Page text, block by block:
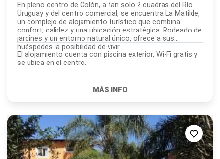
En pleno centro de Colón, a tan solo 2 cuadras del Río
Uruguay y del centro comercial, se encuentra La Matilde,
un complejo de alojamiento turístico que combina
confort, calidez y una ubicación estratégica. Rodeado de
jardines y un entorno natural único, ofrece a sus
huéspedes la posibilidad de vivir...
El alojamiento cuenta con piscina exterior, Wi-Fi gratis y
se ubica en el centro.